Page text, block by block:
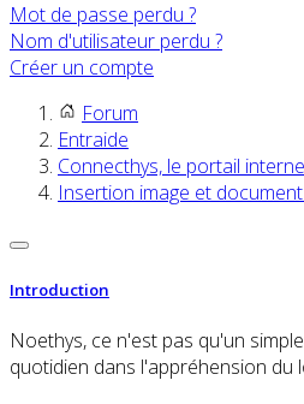
Mot de passe perdu ?
Nom d'utilisateur perdu ?
Créer un compte
Forum
Entraide
Connecthys, le portail
Insertion image et
Introduction
Noethys, ce n'est pas qu'un
quotidien dans l'appréhension du